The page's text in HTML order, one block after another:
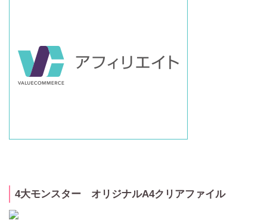
4大モンスター オリジナルA4クリアファイル